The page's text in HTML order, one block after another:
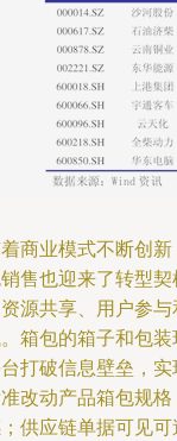
商业模式不断创新
售也迎来了转型
源共享、用户参
箱包的箱子和包
打破信息壁垒，
改动产品箱包规
供应链单据可见